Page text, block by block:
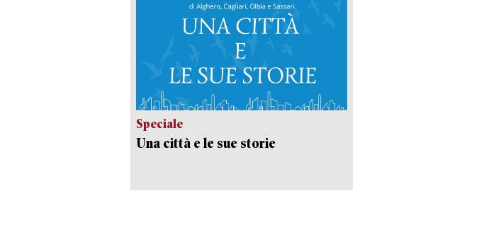
Speciale
Una città e le sue storie